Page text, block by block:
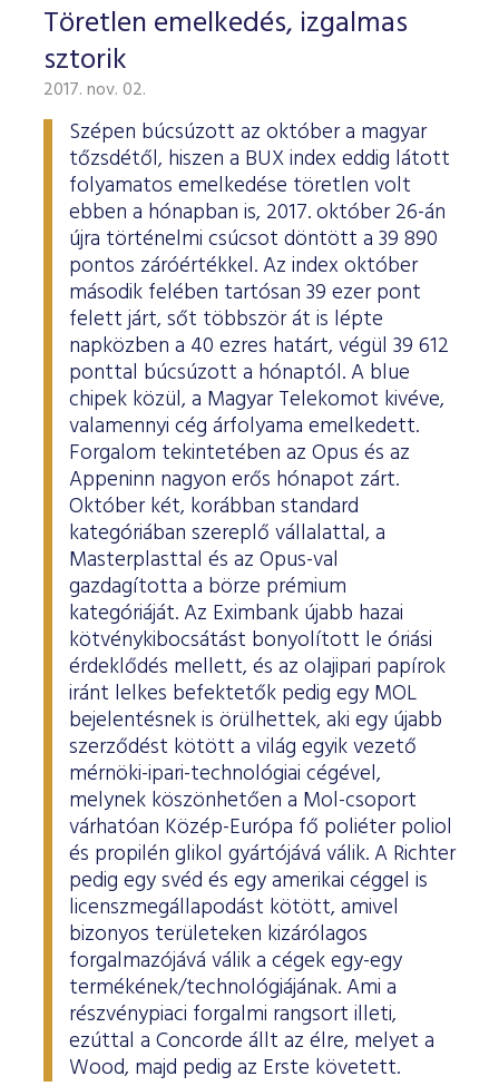
Töretlen emelkedés, izgalmas
sztorik
2017. nov. 02.
Szépen búcsúzott az október a magyar
tőzsdétől, hiszen a BUX index eddig látott
folyamatos emelkedése töretlen volt
ebben a hónapban is, 2017. október 26-án
újra történelmi csúcsot döntött a 39 890
pontos záróértékkel. Az index október
második felében tartósan 39 ezer pont
felett járt, sőt többször át is lépte
napközben a 40 ezres határt, végül 39 612
ponttal búcsúzott a hónaptól. A blue
chipek közül, a Magyar Telekomot kivéve,
valamennyi cég árfolyama emelkedett.
Forgalom tekintetében az Opus és az
Appeninn nagyon erős hónapot zárt.
Október két, korábban standard
kategóriában szereplő vállalattal, a
Masterplasttal és az Opus-val
gazdagította a börze prémium
kategóriáját. Az Eximbank újabb hazai
kötvénykibocsátást bonyolított le óriási
érdeklődés mellett, és az olajipari papírok
iránt lelkes befektetők pedig egy MOL
bejelentésnek is örülhettek, aki egy újabb
szerződést kötött a világ egyik vezető
mérnöki-ipari-technológiai cégével,
melynek köszönhetően a Mol-csoport
várhatóan Közép-Európa fő poliéter poliol
és propilén glikol gyártójává válik. A Richter
pedig egy svéd és egy amerikai céggel is
licenszmegállapodást kötött, amivel
bizonyos területeken kizárólagos
forgalmazójává válik a cégek egy-egy
termékének/technológiájának. Ami a
részvénypiaci forgalmi rangsort illeti,
ezúttal a Concorde állt az élre, melyet a
Wood, majd pedig az Erste követett.